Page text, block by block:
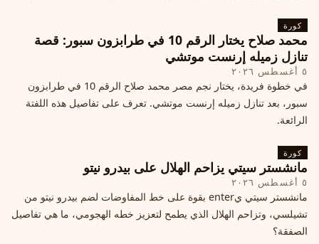
كورة
محمد صلاح يختار الرقم 10 في طرابزون سبور: قصة
تنازل زميله إرنست موتشي
٥ أغسطس ٢٠٢٦
في خطوة فريدة، يختار نجم مصر محمد صلاح الرقم 10 في طرابزون
سبور، بعد تنازل زميله إرنست موتشي. تعرف على تفاصيل هذه اللفتة
الرائعة.
كورة
مانشستر سيتي يزاحم الهلال على بيدرو نيتو
٥ أغسطس ٢٠٢٦
مانشستر سيتي يenter بقوة على خط المفاوضات لضم بيدرو نيتو من
تشيلسي، وتزاحم الهلال الذي يطمح لتعزيز خطه الهجومي، ما هي تفاصيل
الصفقة؟